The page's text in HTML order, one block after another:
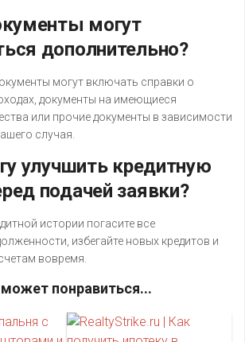
могут
дополнительно?
могут включать справки о
документы на имеющиеся
или прочие документы в зависимости
случая.
улучшить кредитную
подачей заявки?
истории погасите все
избегайте новых кредитов и
вовремя.
понравиться...